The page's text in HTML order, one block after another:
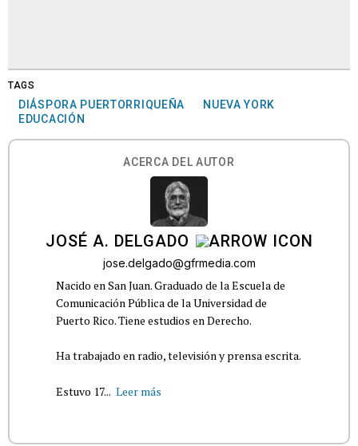
TAGS
DIÁSPORA PUERTORRIQUEÑA
NUEVA YORK
EDUCACIÓN
ACERCA DEL AUTOR
JOSÉ A. DELGADO
jose.delgado@gfrmedia.com
Nacido en San Juan. Graduado de la Escuela de
Comunicación Pública de la Universidad de
Puerto Rico. Tiene estudios en Derecho.
Ha trabajado en radio, televisión y prensa escrita.
Estuvo 17... Leer más